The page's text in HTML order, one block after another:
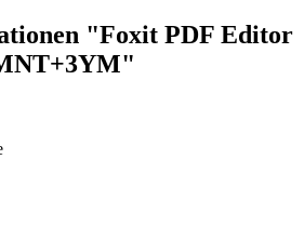
"Foxit PDF Editor